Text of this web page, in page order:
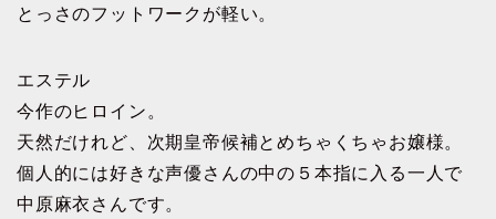
とっさのフットワークが軽い。
エステル
今作のヒロイン。
天然だけれど、次期皇帝候補とめちゃくちゃお嬢様。
個人的には好きな声優さんの中の５本指に入る一人で
中原麻衣さんです。